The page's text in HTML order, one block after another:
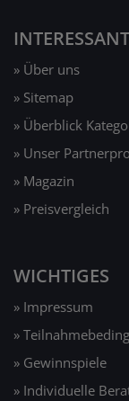
» Über uns
» Sitemap
» Überblick
» Unser
» Magazin
» Preisvergleich
WICHTIGES
» Impressum
»
» Gewinnspiele
» Individuelle